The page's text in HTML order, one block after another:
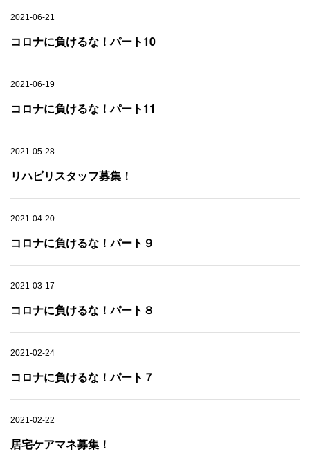
2021-06-21
コロナに負けるな！パート10
2021-06-19
コロナに負けるな！パート11
2021-05-28
リハビリスタッフ募集！
2021-04-20
コロナに負けるな！パート９
2021-03-17
コロナに負けるな！パート８
2021-02-24
コロナに負けるな！パート７
2021-02-22
居宅ケアマネ募集！